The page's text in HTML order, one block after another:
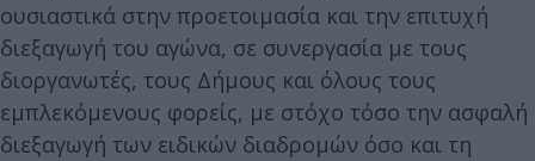
ουσιαστικά στην προετοιμασία και την επιτυχή
διεξαγωγή του αγώνα, σε συνεργασία με τους
διοργανωτές, τους Δήμους και όλους τους
εμπλεκόμενους φορείς, με στόχο τόσο την ασφαλή
διεξαγωγή των ειδικών διαδρομών όσο και τη